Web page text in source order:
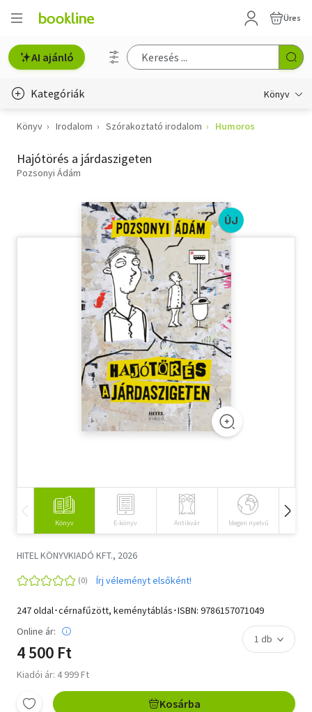
Üres
AI ajánló
Kategóriák Könyv
Életmód, egészség
Erotika
Hobbi, szabadidő
Szótár, nyelvkönyv
Tankönyv, segédkönyv
Társadalomtudomány
Természettudomány
Vallás
Könyv Irodalom Szórakoztató irodalom Humoros
Hajótörés a járdaszigeten
Pozsonyi Ádám
ÚJ
Könyv E-könyv Antikvár Idegen nyelvű
HITEL KÖNYVKIADÓ KFT., 2026
Írj véleményt elsőként!
247 oldal･cérnafűzött, keménytáblás･ISBN: 9786157071049
Online ár:
4 500 Ft
Kiadói ár: 4 999 Ft
Kosárba